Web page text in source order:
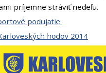
príjemne stráviť nedeľu.
podujatie
hodov 2014